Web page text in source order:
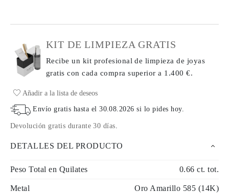
KIT DE LIMPIEZA GRATIS
Recibe un kit profesional de limpieza de joyas
gratis con cada comprasuperior a 1.400 €.
Añadir a la lista de deseos
Envío gratis hasta el30.08.2026 si lo pides hoy.
Devolución gratis durante 30 días
DETALLES DEL PRODUCTO
Peso Total en Quilates 0.66 ct. tot.
Metal Oro Amarillo 585 (14K)